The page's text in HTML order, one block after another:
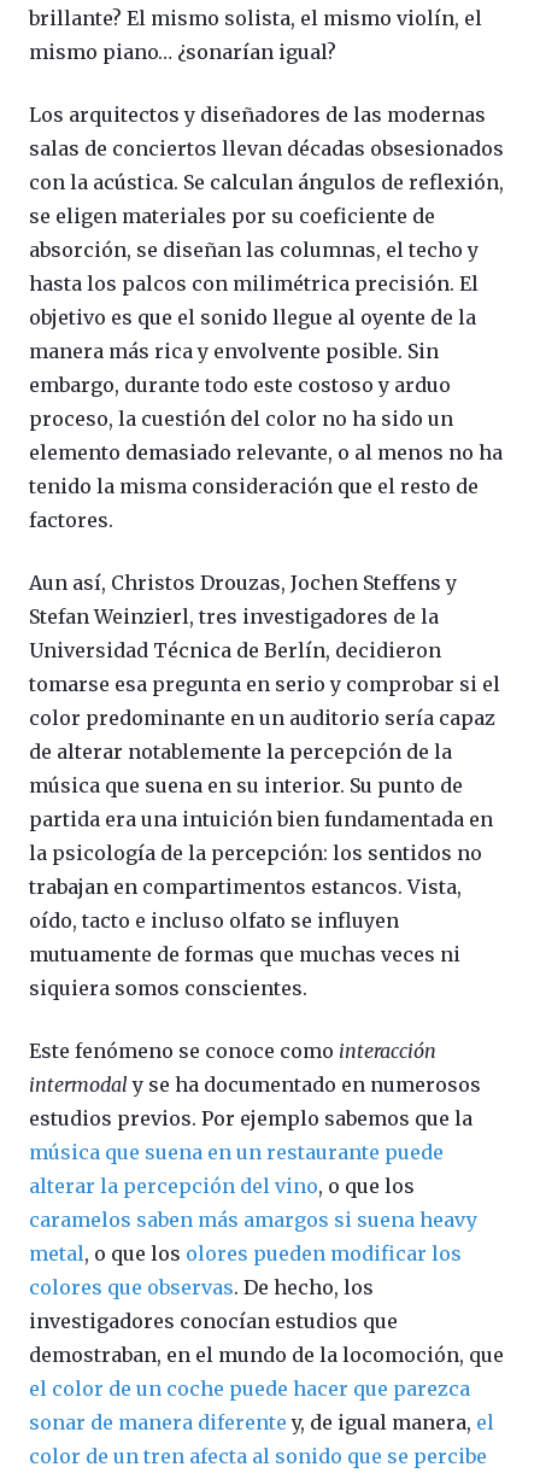
brillante? El mismo solista, el mismo violín, el
mismo piano… ¿sonarían igual?
Los arquitectos y diseñadores de las modernas
salas de conciertos llevan décadas obsesionados
con la acústica. Se calculan ángulos de reflexión,
se eligen materiales por su coeficiente de
absorción, se diseñan las columnas, el techo y
hasta los palcos con milimétrica precisión. El
objetivo es que el sonido llegue al oyente de la
manera más rica y envolvente posible. Sin
embargo, durante todo este costoso y arduo
proceso, la cuestión del color no ha sido un
elemento demasiado relevante, o al menos no ha
tenido la misma consideración que el resto de
factores.
Aun así, Christos Drouzas, Jochen Steffens y
Stefan Weinzierl, tres investigadores de la
Universidad Técnica de Berlín, decidieron
tomarse esa pregunta en serio y comprobar si el
color predominante en un auditorio sería capaz
de alterar notablemente la percepción de la
música que suena en su interior. Su punto de
partida era una intuición bien fundamentada en
la psicología de la percepción: los sentidos no
trabajan en compartimentos estancos. Vista,
oído, tacto e incluso olfato se influyen
mutuamente de formas que muchas veces ni
siquiera somos conscientes.
Este fenómeno se conoce como interacción
intermodal y se ha documentado en numerosos
estudios previos. Por ejemplo sabemos que la
música que suena en un restaurante puede
alterar la percepción del vino, o que los
caramelos saben más amargos si suena heavy
metal, o que los olores pueden modificar los
colores que observas. De hecho, los
investigadores conocían estudios que
demostraban, en el mundo de la locomoción, que
el color de un coche puede hacer que parezca
sonar de manera diferente y, de igual manera, el
color de un tren afecta al sonido que se percibe